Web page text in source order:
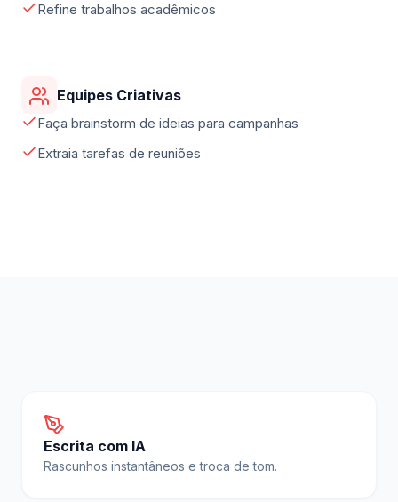
Refine trabalhos acadêmicos
Equipes Criativas
Faça brainstorm de ideias para campanhas
Extraia tarefas de reuniões
Escrita com IA
Rascunhos instantâneos e troca de tom.